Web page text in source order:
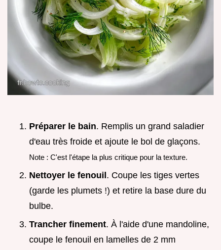
Préparer le bain. Remplis un grand saladier
d'eau très froide et ajoute le bol de glaçons.
Note : C'est l'étape la plus critique pour la texture.
Nettoyer le fenouil. Coupe les tiges vertes
(garde les plumets !) et retire la base dure du
bulbe.
Trancher finement. À l'aide d'une mandoline,
coupe le fenouil en lamelles de 2 mm